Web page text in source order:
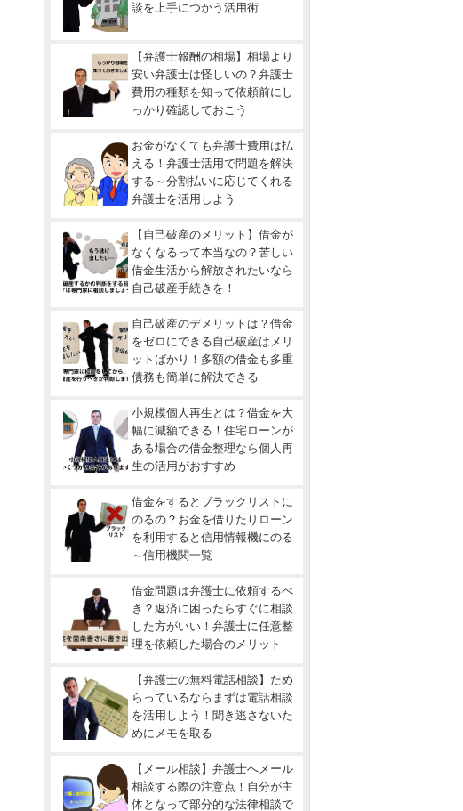
談を上手につかう活用術
【弁護士報酬の相場】相場より
安い弁護士は怪しいの？弁護士
費用の種類を知って依頼前にし
っかり確認しておこう
お金がなくても弁護士費用は払
える！弁護士活用で問題を解決
する～分割払いに応じてくれる
弁護士を活用しよう
【自己破産のメリット】借金が
なくなるって本当なの？苦しい
借金生活から解放されたいなら
自己破産手続きを！
自己破産のデメリットは？借金
をゼロにできる自己破産はメリ
ットばかり！多額の借金も多重
債務も簡単に解決できる
小規模個人再生とは？借金を大
幅に減額できる！住宅ローンが
ある場合の借金整理なら個人再
生の活用がおすすめ
借金をするとブラックリストに
のるの？お金を借りたりローン
を利用すると信用情報機にのる
～信用機関一覧
借金問題は弁護士に依頼するべ
き？返済に困ったらすぐに相談
した方がいい！弁護士に任意整
理を依頼した場合のメリット
【弁護士の無料電話相談】ため
らっているならまずは電話相談
を活用しよう！聞き逃さないた
めにメモを取る
【メール相談】弁護士へメール
相談する際の注意点！自分が主
体となって部分的な法律相談で